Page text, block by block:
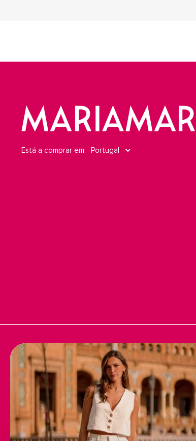
Está a comprar em:
AJUDA
Contacto
Perguntas frequentes
Condições de envio
Trocas e devoluções
Política
Termos